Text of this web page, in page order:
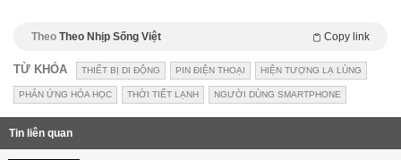
Theo Theo Nhịp Sống Việt Copy link
TỪ KHÓA THIẾT BỊ DI ĐỘNG PIN ĐIỆN THOẠI HIỆN TƯỢNG LẠ LÙNG
PHẢN ỨNG HÓA HỌC THỜI TIẾT LẠNH NGƯỜI DÙNG SMARTPHONE
Tin liên quan